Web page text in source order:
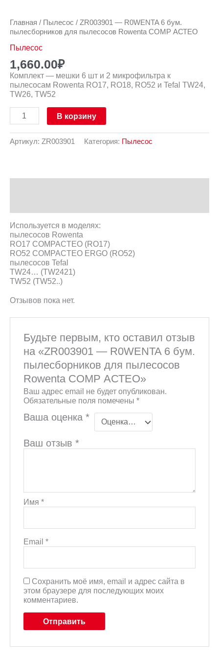
Главная / Пылесос / ZR003901 — R0WENTA 6 бум.
пылесборников для пылесосов Rowenta СОМР АСТЕО
Пылесос
1,660.00₽
Комплект — мешки 6 шт и 2 микрофильтра к
пылесосам Rowenta RO17, RO18, RO52 и Tefal TW24,
TW26, TW52
В корзину
Артикул: ZR003901 Категория: Пылесос
Используется в моделях:
пылесосов Rowenta
RO17 COMPACTEO (RO17)
RO52 COMPACTEO ERGO (RO52)
пылесосов Tefal
TW24… (TW2421)
TW52 (TW52..)
Отзывов пока нет.
Будьте первым, кто оставил отзыв
на «ZR003901 — R0WENTA 6 бум.
пылесборников для пылесосов
Rowenta СОМР АСТЕО»
Ваш адрес email не будет опубликован.
Обязательные поля помечены*
Ваша оценка*
Ваш отзыв*
Имя*
Email*
Сохранить моё имя, email и адрес сайта в
этом браузере для последующих моих
комментариев.